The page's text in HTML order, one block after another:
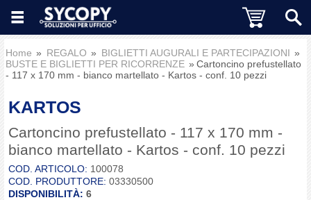
Home REGALO
BIGLIETTI AUGURALI E PARTECIPAZIONI
BUSTE E BIGLIETTI PER RICORRENZE
Cartoncino prefustellato
- 117 x 170 mm - bianco martellato - Kartos - conf. 10 pezzi
KARTOS
Cartoncino prefustellato - 117 x 170 mm -
bianco martellato - Kartos - conf. 10 pezzi
COD. ARTICOLO: 100078
COD. PRODUTTORE: 03330500
DISPONIBILITÀ: 6